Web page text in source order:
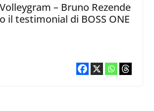
– Bruno Rezende
il testimonial di BOSS ONE